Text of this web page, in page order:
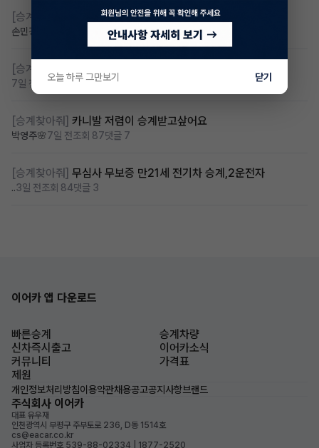
[승계찾아줘] 아반떼cn7 승계자 구합니다
손민경 댓글 4
[승계찾아줘]
7일 전 조회 91 댓글 2
[승계찾아줘] 카니발 저렴이 승계받고샆어요
박영주🌸7일 전조회 87댓글 7
[승계찾아줘] 무심사 무보증 만21세 전기차 승계,2운전자
..3일 전조회 84댓글 3
이어카 앱 다운로드
빠른승계
승계차량
신차즉시출고
이어카소식
커뮤니티
가격표
제원
개인정보처리방침이용약관채용공고공지사항브랜드
주식회사 이어카
대표 유우재
인천광역시 부평구 주부토로 236, D동 1514호
cs@eacar.co.kr
사업자 등록번호 539-88-02334 | 1877-2520
오늘 하루 그만보기 닫기